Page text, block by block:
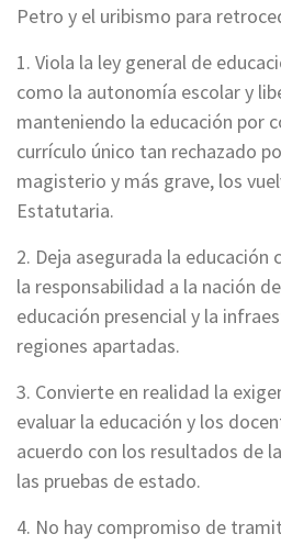
Petro y el uribismo para
1. Viola la ley general de
como la autonomía escolar y
manteniendo la educación por
currículo único tan rechazado
magisterio y más grave, los
Estatutaria.
2. Deja asegurada la educación
la responsabilidad a la nación
educación presencial y la
regiones apartadas.
3. Convierte en realidad la
evaluar la educación y los
acuerdo con los resultados de
las pruebas de estado.
4. No hay compromiso de